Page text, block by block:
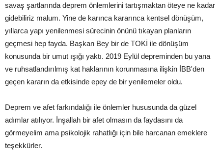
savaş şartlarında deprem önlemlerini tartışmaktan öteye ne kadar
gidebiliriz malum. Yine de karınca kararınca kentsel dönüşüm,
yıllarca yapı yenilenmesi sürecinin önünü tıkayan planların
geçmesi hep fayda. Başkan Bey bir de TOKİ ile dönüşüm
konusunda bir umut ışığı yaktı. 2019 Eylül depreminden bu yana
ve ruhsatlandırılmış kat haklarının korunmasına ilişkin İBB'den
geçen kararın da etkisinde epey de bir yenilemeler oldu.
Deprem ve afet farkındalığı ile önlemler hususunda da güzel
adımlar atılıyor. İnşallah bir afet olmasın da faydasını da
görmeyelim ama psikolojik rahatlığı için bile harcanan emeklere
teşekkürler.